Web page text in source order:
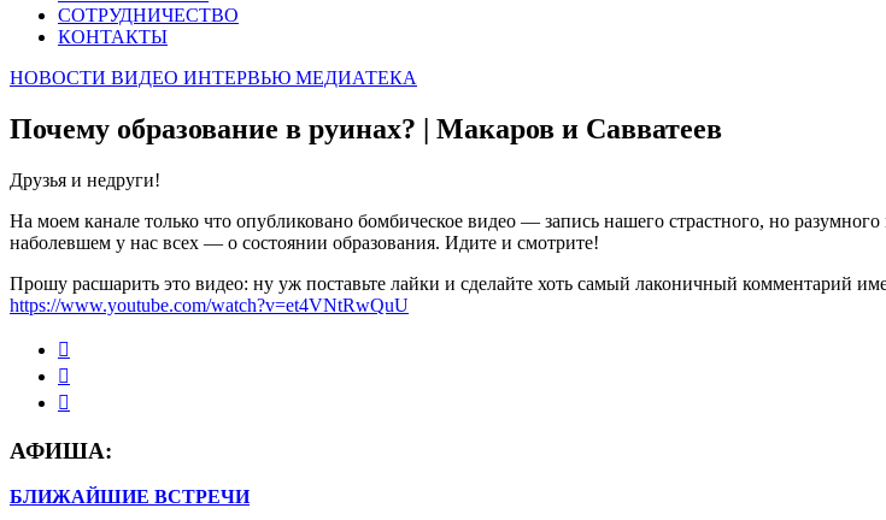
СОТРУДНИЧЕСТВО
КОНТАКТЫ
НОВОСТИ ВИДЕО ИНТЕРВЬЮ МЕДИАТЕКА
Почему образование в руинах? | Макаров и Савватеев
Друзья и недруги!
На моем канале только что опубликовано бомбическое видео — запись нашего страстного, но
наболевшем у нас всех — о состоянии образования. Идите и смотрите!
Прошу расшарить это видео: ну уж поставьте лайки и сделайте хоть самый лаконичный комментарий
https://www.youtube.com/watch?v=et4VNtRwQuU
АФИША:
БЛИЖАЙШИЕ ВСТРЕЧИ